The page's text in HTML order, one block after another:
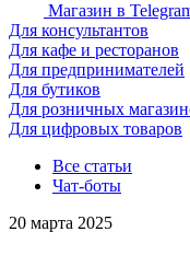
Магазин в
Для консультантов
Для кафе и ресторанов
Для предпринимателей
Для бутиков
Для розничных
Для цифровых товаров
Все статьи
Чат-боты
20 марта 2025